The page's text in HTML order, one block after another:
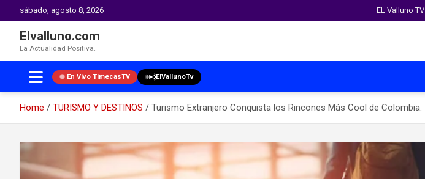
sábado, agosto 8, 2026 EL Valluno TV
Elvalluno.com
La Actualidad Positiva.
En Vivo TimecasTV ElVallunoTv
Home TURISMO Y DESTINOS
Turismo Extranjero Conquista los Rincones Más Cool de Colombia.